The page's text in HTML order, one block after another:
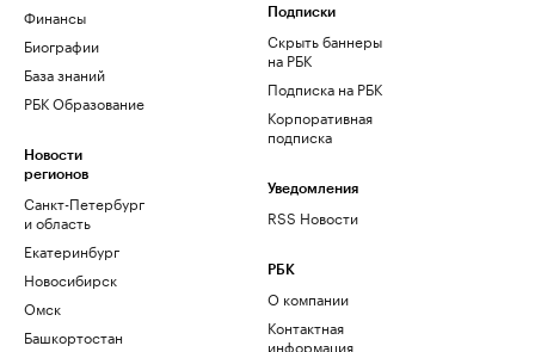
Финансы
Биографии
База знаний
РБК Образование
Новости
регионов
Санкт-Петербург
и область
Екатеринбург
Новосибирск
Омск
Башкортостан
Подписки
Скрыть баннеры
на РБК
Подписка на РБК
Корпоративная
подписка
Уведомления
RSS Новости
РБК
О компании
Контактная
информация